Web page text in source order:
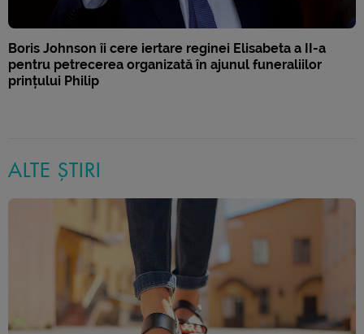
Boris Johnson îi cere iertare reginei Elisabeta a II-a
pentru petrecerea organizată în ajunul funeraliilor
prințului Philip
ALTE ȘTIRI